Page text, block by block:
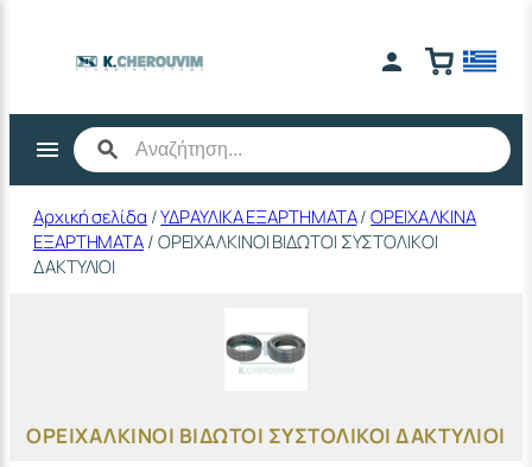
περιεχόμενο
Αρχική σελίδα /ΥΔΡΑΥΛΙΚΑ ΕΞΑΡΤΗΜΑΤΑ/ΟΡΕΙΧΑΛΚΙΝΑ
ΕΞΑΡΤΗΜΑΤΑ/ ΟΡΕΙΧΑΛΚΙΝΟΙ ΒΙΔΩΤΟΙ ΣΥΣΤΟΛΙΚΟΙ
ΔΑΚΤΥΛΙΟΙ
ΟΡΕΙΧΑΛΚΙΝΟΙ ΒΙΔΩΤΟΙ ΣΥΣΤΟΛΙΚΟΙ ΔΑΚΤΥΛΙΟΙ